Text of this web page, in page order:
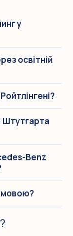
у
освітній
Штутгарта
Benz
мовою?